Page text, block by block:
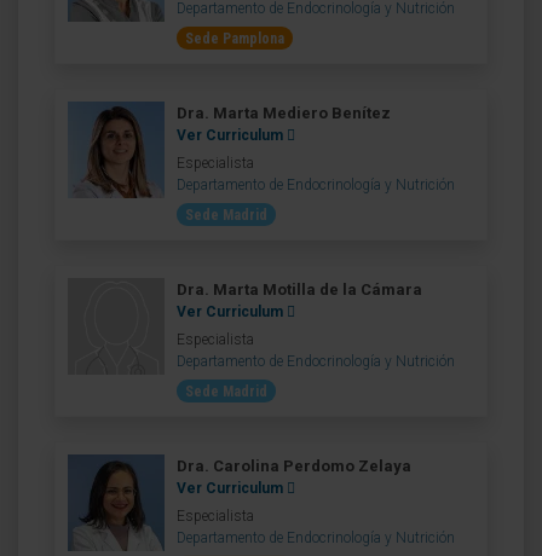
Departamento de Endocrinología y Nutrición
Sede Pamplona
Dra. Marta Mediero Benítez
Ver Curriculum
Especialista
Departamento de Endocrinología y Nutrición
Sede Madrid
Dra. Marta Motilla de la Cámara
Ver Curriculum
Especialista
Departamento de Endocrinología y Nutrición
Sede Madrid
Dra. Carolina Perdomo Zelaya
Ver Curriculum
Especialista
Departamento de Endocrinología y Nutrición